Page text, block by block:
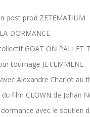
post prod ZETEMATIUM
DORMANCE
GOAT ON PALLET
tournage JE t’EMMENE
Alexandre Charlot au
film CLOWN de Johan
avec le soutien